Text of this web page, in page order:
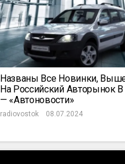
Названы Все Новинки,
На Российский Авторынок
— «Автоновости»
radiovostok 08.07.2024